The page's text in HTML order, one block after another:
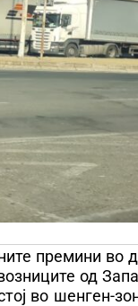
премини
од
во шенген-